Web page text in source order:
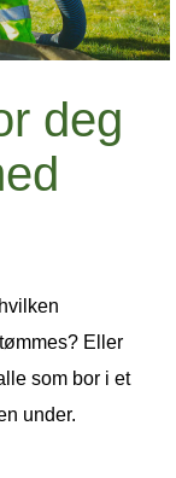
deg
Eller
som bor i et
under.